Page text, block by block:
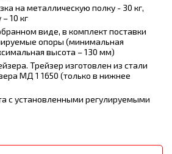
на металлическую полку - 30 кг,
10 кг
виде, в комплект поставки
опоры (минимальная
высота – 130 мм)
Трейзер изготовлен из стали
МД 1 1650 (только в нижнее
с установленными регулируемыми